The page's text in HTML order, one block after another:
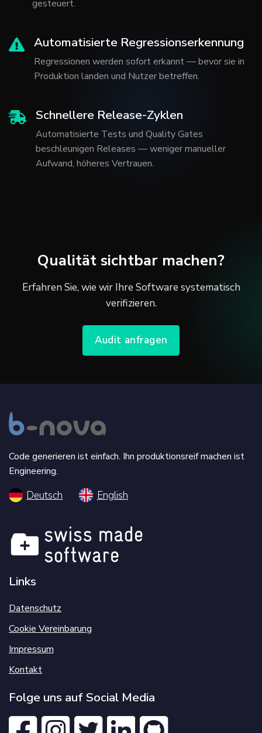
gesteuert.
Automatisierte Regressionserkennung
Regressionen werden sofort erkannt — bevor sie in
Produktion landen und Nutzer betreffen.
Schnellere Release-Zyklen
Automatisierte Tests und Quality Gates
beschleunigen Releases — weniger manueller
Aufwand, höheres Vertrauen.
Qualität sichtbar machen?
Erfahren Sie, wie wir Ihre Software systematisch
verifizieren.
Audit anfragen
Code generieren ist einfach. Ihn produktionsreif machen ist
Engineering.
Deutsch English
Links
Datenschutz
Cookie Vereinbarung
Impressum
Kontakt
Folge uns auf Social Media